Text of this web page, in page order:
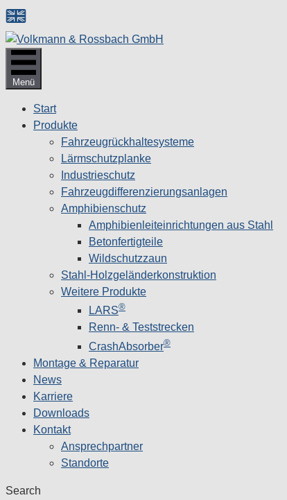
Zum
Inhalt
springen
Menü
Start
Produkte
Fahrzeugrückhaltesysteme
Lärmschutzplanke
Industrieschutz
Fahrzeug­differenzierungsanlagen
Amphibienschutz
Amphibienleiteinrichtungen aus Stahl
Betonfertigteile
Wildschutzzaun
Stahl-Holzgeländerkonstruktion
Weitere Produkte
LARS®
Renn- & Teststrecken
CrashAbsorber®
Montage & Reparatur
News
Karriere
Downloads
Kontakt
Ansprechpartner
Standorte
Search